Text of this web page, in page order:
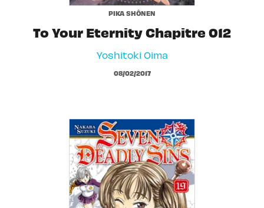
PIKA SHÔNEN
To Your Eternity Chapitre 012
Yoshitoki Oima
08/02/2017